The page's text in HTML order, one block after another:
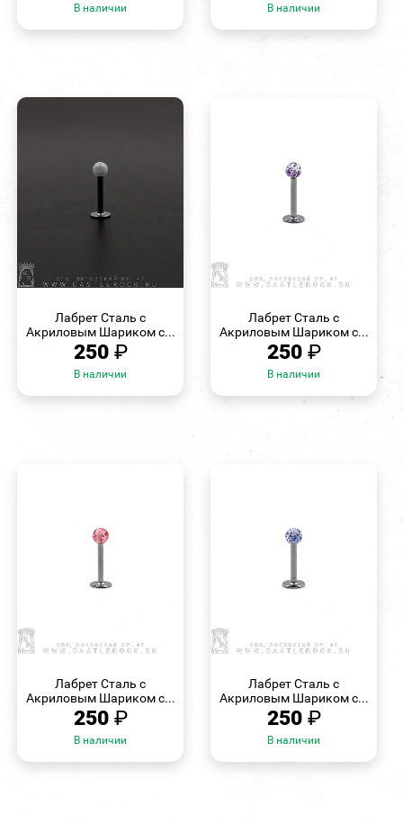
В наличии В наличии
Лабрет Сталь с
Акриловым Шариком с...
250 ₽
В наличии
Лабрет Сталь с
Акриловым Шариком с...
250 ₽
В наличии
Лабрет Сталь с
Акриловым Шариком с...
250 ₽
В наличии
Лабрет Сталь с
Акриловым Шариком с...
250 ₽
В наличии